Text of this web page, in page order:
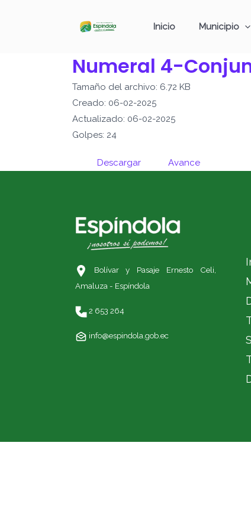
Inicio Municipio
Numeral 4-
Tamaño del archivo: 6.72 KB
Creado: 06-02-2025
Actualizado: 06-02-2025
Golpes: 24
Descargar Avance
Bolívar y Pasaje Ernesto Celi,
Amaluza - Espíndola
2 653 264
info@espindola.gob.ec